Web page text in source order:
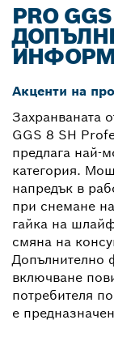
PRO
Акценти на
Захранваната
GGS 8 SH
предлага най-
категория.
напредък в
при снемане
гайка на
смяна на
Допълнително
включване
потребителя
е